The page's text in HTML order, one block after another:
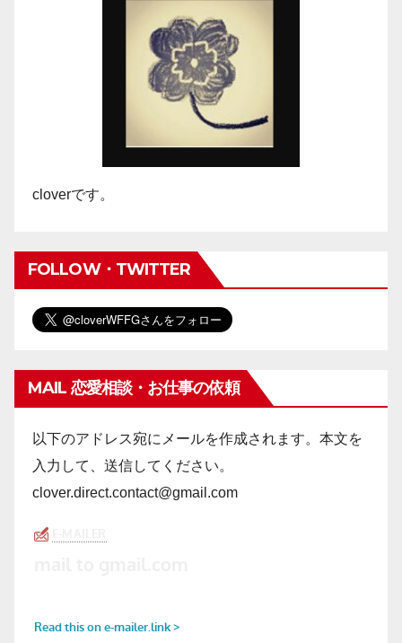
cloverです。
FOLLOW・TWITTER
MAIL 恋愛相談・お仕事の依頼
以下のアドレス宛にメールを作成されます。本文を
入力して、送信してください。
clover.direct.contact@gmail.com